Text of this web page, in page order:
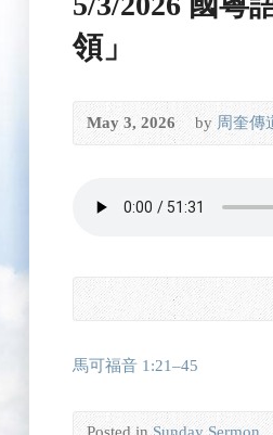
領」
May 3, 2026 by 周奎傳
馬可福音 1:21–45